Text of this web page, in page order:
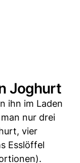
Joghurt
ihn im Laden
nur drei
vier
Esslöffel